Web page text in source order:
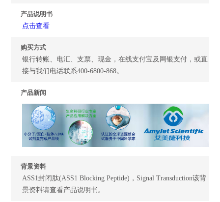
产品说明书
点击查看
购买方式
银行转账、电汇、支票、现金，在线支付宝及网银支付，或直
接与我们电话联系400-6800-868。
产品新闻
背景资料
ASS1封闭肽(ASS1 Blocking Peptide)，Signal Transduction该背
景资料请查看产品说明书。